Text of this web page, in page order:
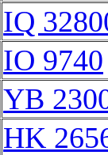
IQ
IO 9740
YB
HK